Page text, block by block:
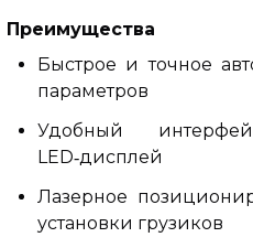
Преимущества
Быстрое и точное
параметров
Удобный
LED‑дисплей
Лазерное
установки грузиков